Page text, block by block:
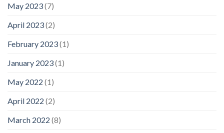
May 2023(7)
April 2023(2)
February 2023(1)
January 2023(1)
May 2022 (1)
April 2022 (2)
March 2022 (8)